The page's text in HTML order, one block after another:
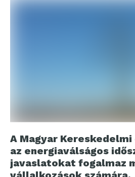
A Magyar
az energiaválságos
javaslatokat fogalmaz